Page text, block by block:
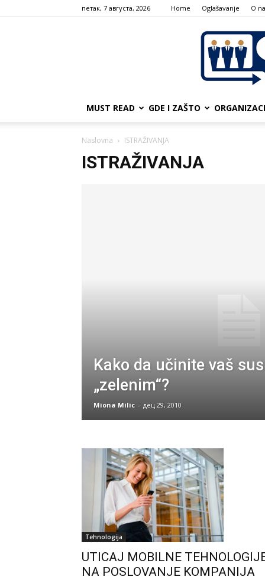
петак, 7 августа, 2026 Home Oglašavanje О
MUST READ GDE I ZAŠTO
Naslovna ISTRAŽIVANJA
ISTRAŽIVANJA
Kako da učinite vaš
„zelenim“?
Miona Milic - дец 29, 2010
Tehnologija
UTICAJ MOBILNE
NA POSLOVANJE KOMPANIJA